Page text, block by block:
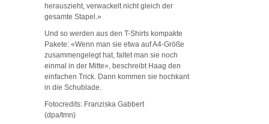
herauszieht, verwackelt nicht gleich der
gesamte Stapel.»
Und so werden aus den T-Shirts kompakte
Pakete: «Wenn man sie etwa auf A4-Größe
zusammengelegt hat, faltet man sie noch
einmal in der Mitte», beschreibt Haag den
einfachen Trick. Dann kommen sie hochkant
in die Schublade.
Fotocredits: Franziska Gabbert
(dpa/tmn)